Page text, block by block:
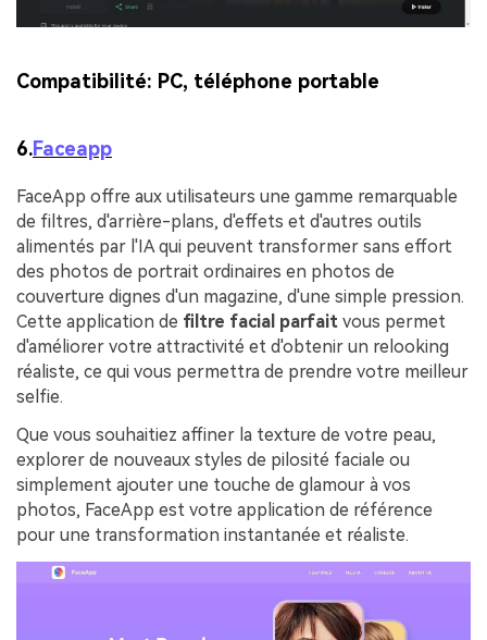
Compatibilité: PC, téléphone portable
6.Faceapp
FaceApp offre aux utilisateurs une gamme remarquable
de filtres, d'arrière-plans, d'effets et d'autres outils
alimentés par l'IA qui peuvent transformer sans effort
des photos de portrait ordinaires en photos de
couverture dignes d'un magazine, d'une simple pression.
Cette application de filtre facial parfait vous permet
d'améliorer votre attractivité et d'obtenir un relooking
réaliste, ce qui vous permettra de prendre votre meilleur
selfie.
Que vous souhaitiez affiner la texture de votre peau,
explorer de nouveaux styles de pilosité faciale ou
simplement ajouter une touche de glamour à vos
photos, FaceApp est votre application de référence
pour une transformation instantanée et réaliste.